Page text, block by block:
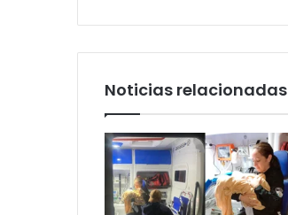
Noticias relacionadas